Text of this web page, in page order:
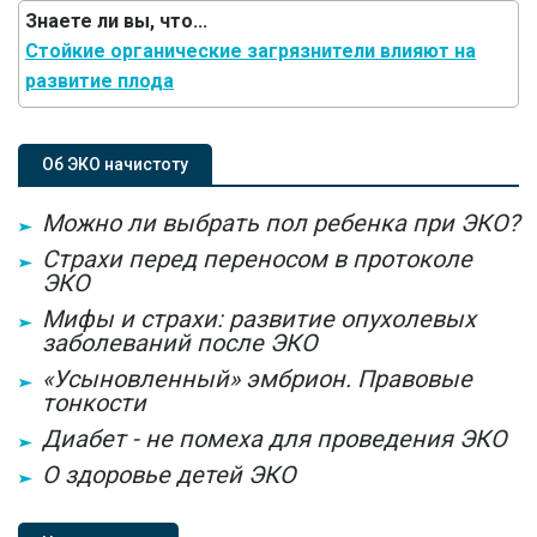
Знаете ли вы, что...
Стойкие органические загрязнители влияют на
развитие плода
Об ЭКО начистоту
Можно ли выбрать пол ребенка при ЭКО?
Страхи перед переносом в протоколе
ЭКО
Мифы и страхи: развитие опухолевых
заболеваний после ЭКО
«Усыновленный» эмбрион. Правовые
тонкости
Диабет - не помеха для проведения ЭКО
О здоровье детей ЭКО